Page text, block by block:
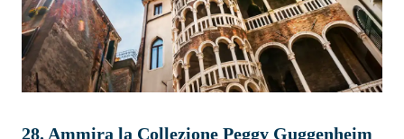
28. Ammira la Collezione Peggy Guggenheim